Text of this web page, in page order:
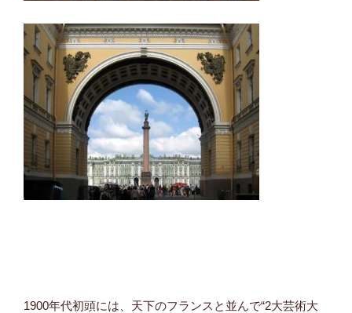
1900年代初頭には、天下のフランスと並んで“2大芸術大